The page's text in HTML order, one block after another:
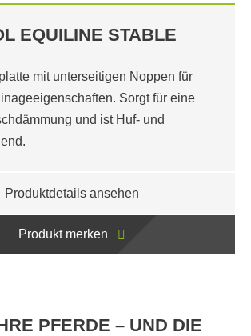
EQUILINE STABLE
mit unterseitigen Noppen für
Sorgt für eine
und ist Huf- und
Produktdetails ansehen
Produkt merken
PFERDE – UND DIE